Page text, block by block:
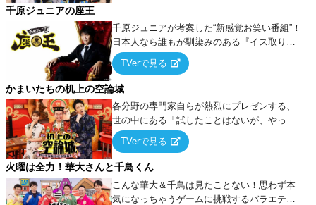
千原ジュニアの座王
千原ジュニアが考案した“新感覚お笑い番組”！
日本人なら誰もが馴染みのある『イス取りゲ
ーム』をベースに、大喜利・ギャグ・モノボ
ケ・歌…など様々なお題で芸人がショートネ
タを競い合う！
TVerで見る
かまいたちの机上の空論城
各分野の専門家自らが熱烈にプレゼンする、
世の中にある「試したことはないが、やって
みたらこうなる！…ハズ」という“机上の空
論”に若手芸人らがカラダを張って挑む！
TVerで見る
火曜は全力！華大さんと千鳥くん
こんな華大＆千鳥は見たことない！思わず本
気になっちゃうゲームに挑戦するバラエティ